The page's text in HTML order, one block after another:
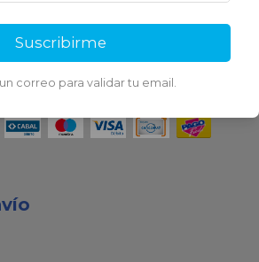
Suscribirme
correo para validar tu email.